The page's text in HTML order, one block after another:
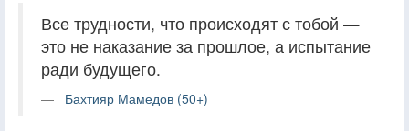
Все трудности, что происходят с тобой —
это не наказание за прошлое, а испытание
ради будущего.
Бахтияр Мамедов (50+)